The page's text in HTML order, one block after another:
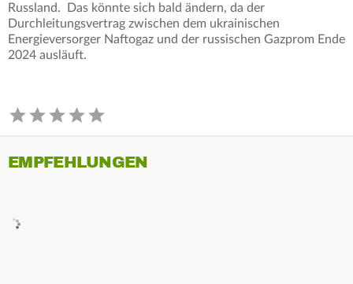
Russland. Das könnte sich bald ändern, da der
Durchleitungsvertrag zwischen dem ukrainischen
Energieversorger Naftogaz und der russischen Gazprom Ende
2024 ausläuft.
EMPFEHLUNGEN